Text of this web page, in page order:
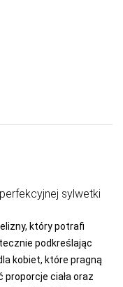
sylwetki
który potrafi
podkreślając
kobiet, które pragną
proporcje ciała oraz